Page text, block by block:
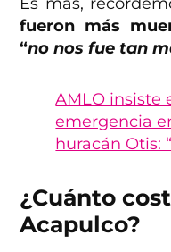
fueron más
“no nos fue tan
AMLO insiste
emergencia
huracán Otis:
¿Cuánto
Acapulco?